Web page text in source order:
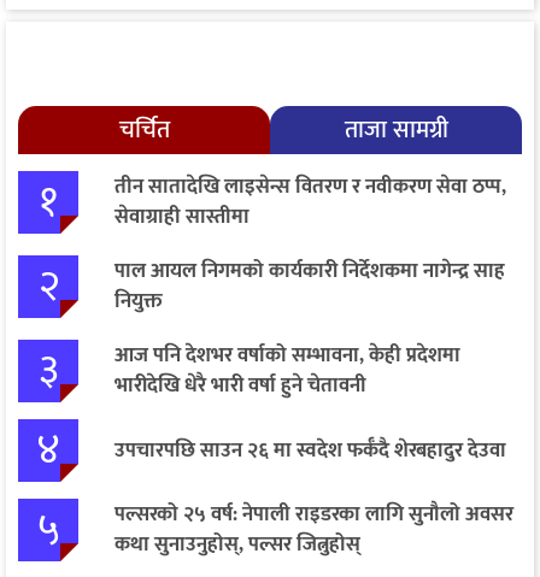
चर्चित ताजा सामग्री
१
तीन सातादेखि लाइसेन्स वितरण र नवीकरण सेवा ठप्प,
सेवाग्राही सास्तीमा
२
पाल आयल निगमको कार्यकारी निर्देशकमा नागेन्द्र साह
नियुक्त
३
आज पनि देशभर वर्षाको सम्भावना, केही प्रदेशमा
भारीदेखि धेरै भारी वर्षा हुने चेतावनी
४ उपचारपछि साउन २६ मा स्वदेश फर्कँदै शेरबहादुर देउवा
५
पल्सरको २५ वर्ष: नेपाली राइडरका लागि सुनौलो अवसर
कथा सुनाउनुहोस्, पल्सर जित्नुहोस्